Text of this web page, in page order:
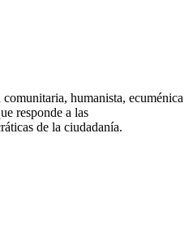
humanista, ecuménica
responde a las
de la ciudadanía.